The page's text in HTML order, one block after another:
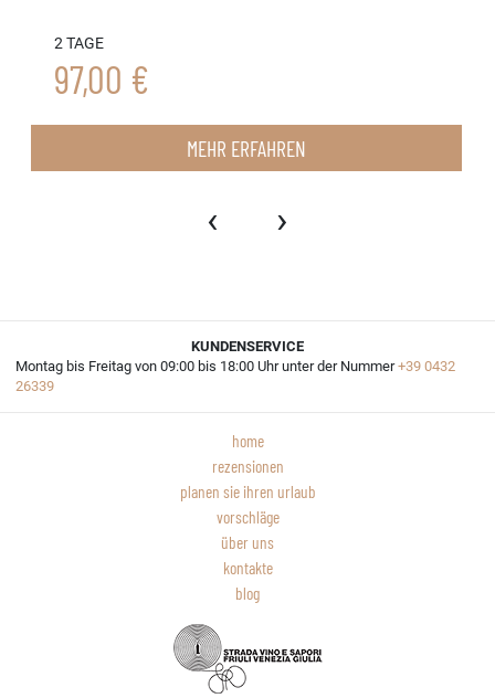
2 TAGE
97,00 €
MEHR ERFAHREN
‹ ›
KUNDENSERVICE
Montag bis Freitag von 09:00 bis 18:00 Uhr unter der Nummer+39 0432
26339
home
rezensionen
planen sie ihren urlaub
vorschläge
über uns
kontakte
blog